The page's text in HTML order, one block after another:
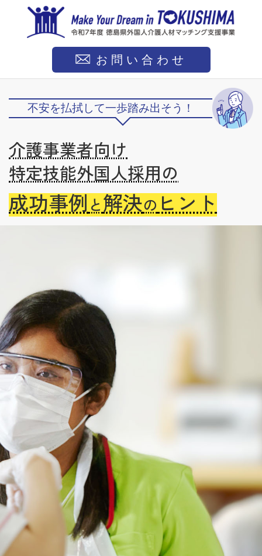
お問い合わせ
不安を払拭して一歩踏み出そう！
介護事業者向け
特定技能外国人採用の
成功事例と解決のヒント